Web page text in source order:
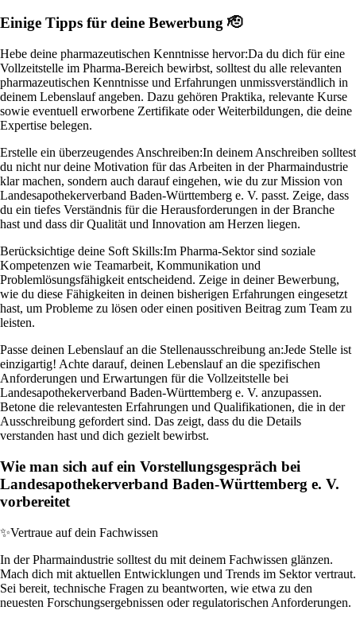
Einige Tipps für deine Bewerbung 🫡
Hebe deine pharmazeutischen Kenntnisse hervor:Da du dich für eine
Vollzeitstelle im Pharma-Bereich bewirbst, solltest du alle relevanten
pharmazeutischen Kenntnisse und Erfahrungen unmissverständlich in
deinem Lebenslauf angeben. Dazu gehören Praktika, relevante Kurse
sowie eventuell erworbene Zertifikate oder Weiterbildungen, die deine
Expertise belegen.
Erstelle ein überzeugendes Anschreiben:In deinem Anschreiben solltest
du nicht nur deine Motivation für das Arbeiten in der Pharmaindustrie
klar machen, sondern auch darauf eingehen, wie du zur Mission von
Landesapothekerverband Baden-Württemberg e. V. passt. Zeige, dass
du ein tiefes Verständnis für die Herausforderungen in der Branche
hast und dass dir Qualität und Innovation am Herzen liegen.
Berücksichtige deine Soft Skills:Im Pharma-Sektor sind soziale
Kompetenzen wie Teamarbeit, Kommunikation und
Problemlösungsfähigkeit entscheidend. Zeige in deiner Bewerbung,
wie du diese Fähigkeiten in deinen bisherigen Erfahrungen eingesetzt
hast, um Probleme zu lösen oder einen positiven Beitrag zum Team zu
leisten.
Passe deinen Lebenslauf an die Stellenausschreibung an:Jede Stelle ist
einzigartig! Achte darauf, deinen Lebenslauf an die spezifischen
Anforderungen und Erwartungen für die Vollzeitstelle bei
Landesapothekerverband Baden-Württemberg e. V. anzupassen.
Betone die relevantesten Erfahrungen und Qualifikationen, die in der
Ausschreibung gefordert sind. Das zeigt, dass du die Details
verstanden hast und dich gezielt bewirbst.
Wie man sich auf ein Vorstellungsgespräch bei
Landesapothekerverband Baden-Württemberg e. V.
vorbereitet
✨Vertraue auf dein Fachwissen
In der Pharmaindustrie solltest du mit deinem Fachwissen glänzen.
Mach dich mit aktuellen Entwicklungen und Trends im Sektor vertraut.
Sei bereit, technische Fragen zu beantworten, wie etwa zu den
neuesten Forschungsergebnissen oder regulatorischen Anforderungen.